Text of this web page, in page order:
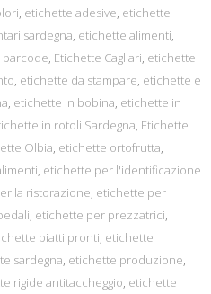
, etichette adesive, etichette
sardegna, etichette alimenti,
, Etichette Cagliari, etichette
, etichette da stampare, etichette e
, etichette in bobina, etichette in
in rotoli Sardegna, Etichette
Olbia, etichette ortofrutta,
, etichette per l'identificazione
la ristorazione, etichette per
, etichette per prezzatrici,
piatti pronti, etichette
sardegna, etichette produzione,
rigide antitaccheggio, etichette